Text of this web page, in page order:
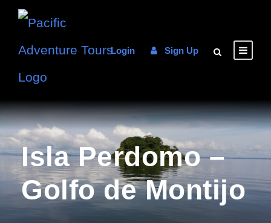
Login Sign Up
Isla Perdomo –
Golfo de Montijo